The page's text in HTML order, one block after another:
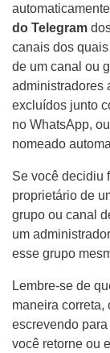
automaticamente
do Telegram
canais dos
de um canal ou
administradores
excluídos junto
no WhatsApp,
nomeado
Se você decidiu
proprietário de
grupo ou canal
um
esse grupo
Lembre-se de
maneira correta,
escrevendo
você retorne ou